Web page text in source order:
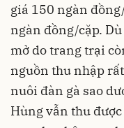
giá 150 ngàn
ngàn đồng/cặp.
mở do trang trại
nguồn thu nhập
nuôi đàn gà sao
Hùng vẫn thu